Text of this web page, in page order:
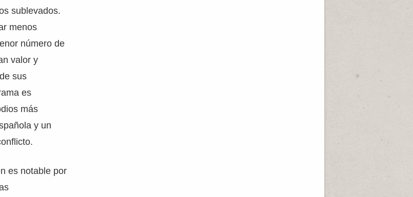
sublevados.
menos
número de
valor y
sus
es
más
y un
es notable por